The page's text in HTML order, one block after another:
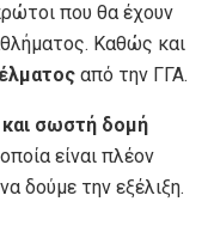
που θα έχουν
Καθώς και
από την ΓΓΑ.
και σωστή δομή
είναι πλέον
δούμε την εξέλιξη.